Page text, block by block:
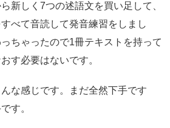
新しく7つの述語文を買い足して、
べて音読して発音練習をしまし
ちゃったので1冊テキストを持って
す必要はないです。
な感じです。まだ全然下手です
す。